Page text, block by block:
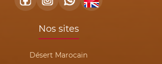
Nos sites
Désert Marocain